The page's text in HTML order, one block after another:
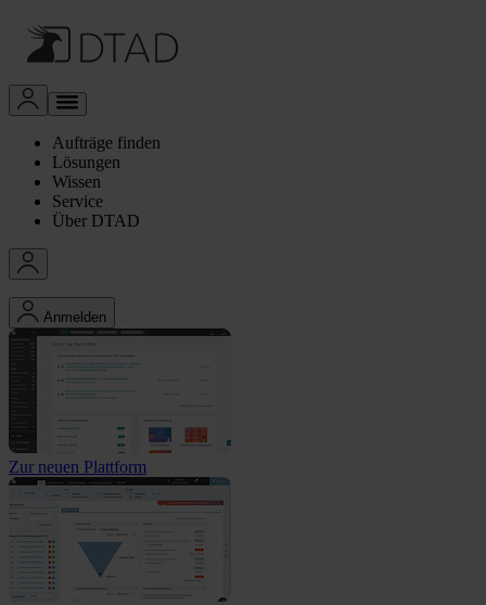
Aufträge finden
Lösungen
Wissen
Service
Über DTAD
Anmelden
Zur neuen Plattform